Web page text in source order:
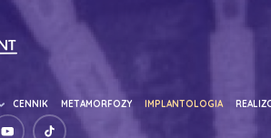
CENNIK METAMORFOZY IMPLANTOLOGIA